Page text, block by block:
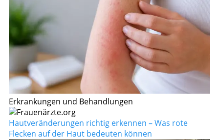
Erkrankungen und Behandlungen
Hautveränderungen richtig erkennen – Was rote
Flecken auf der Haut bedeuten können